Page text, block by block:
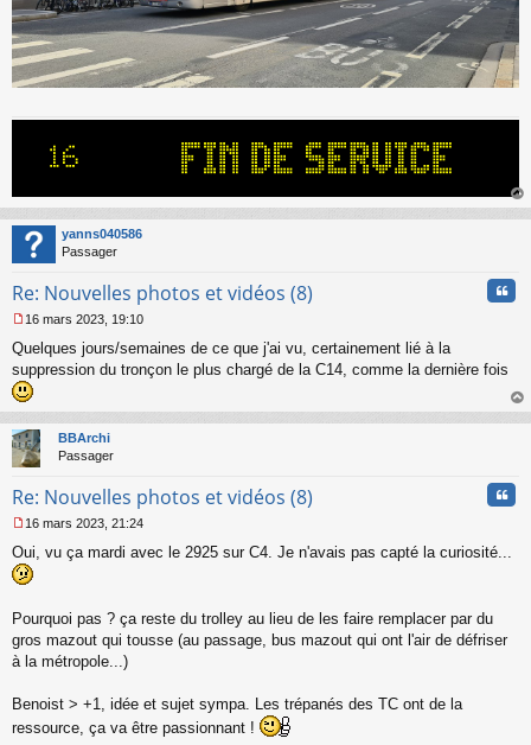
au
yanns040586
Passager
Re: Nouvelles photos et vidéos (8)
e
s
s
a
g
e
n
n
u
16 mars 2023, 19:10
Quelques jours/semaines de ce que j'ai vu, certainement lié à la
suppression du tronçon le plus chargé de la C14, comme la dernière fois
au
BBArchi
Passager
Re: Nouvelles photos et vidéos (8)
e
s
s
g
e
n
l
u
16 mars 2023, 21:24
Oui, vu ça mardi avec le 2925 sur C4. Je n'avais pas capté la curiosité...
Pourquoi pas ? ça reste du trolley au lieu de les faire remplacer par du
gros mazout qui tousse (au passage, bus mazout qui ont l'air de défriser
à la métropole...)
Benoist > +1, idée et sujet sympa. Les trépanés des TC ont de la
ressource, ça va être passionnant !